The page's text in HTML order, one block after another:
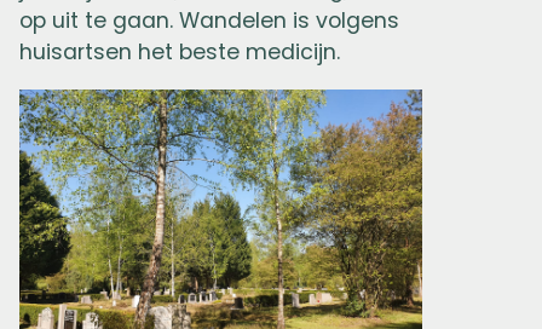
op uit te gaan. Wandelen is volgens
huisartsen het beste medicijn.